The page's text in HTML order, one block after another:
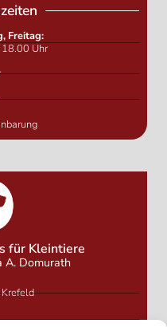
Freitag:
Uhr
für Kleintiere
A. Domurath